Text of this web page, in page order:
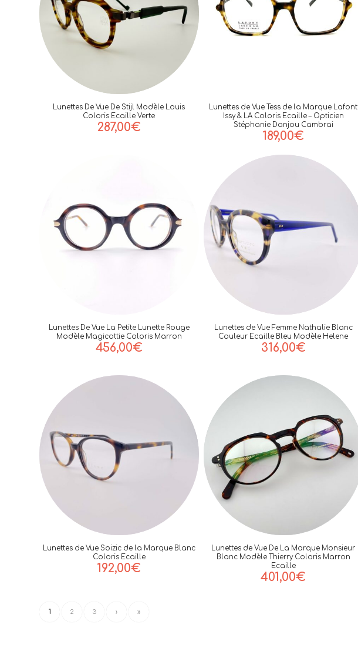
Lunettes De Vue De Stijl Modèle Louis
Coloris Ecaille Verte
287,00€
Lunettes de Vue Tess de la Marque Lafont
Issy & LA Coloris Ecaille – Opticien
Stéphanie Danjou Cambrai
189,00€
Lunettes De Vue La Petite Lunette Rouge
Modèle Magicottie Coloris Marron
456,00€
Lunettes de Vue Femme Nathalie Blanc
Couleur Ecaille Bleu Modèle Helene
316,00€
Lunettes de Vue Soizic de la Marque Blanc
Coloris Ecaille
192,00€
Lunettes de Vue De La Marque Monsieur
Blanc Modèle Thierry Coloris Marron
Ecaille
401,00€
1 2 3 › »